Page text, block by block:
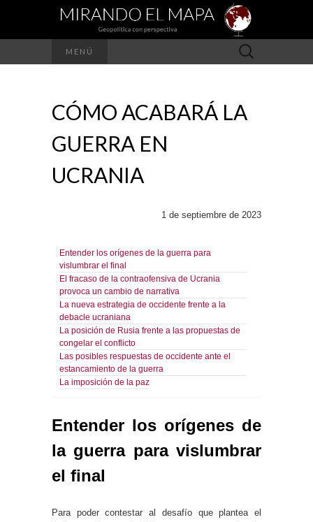
MENÚ Buscar:
CÓMO ACABARÁ LA
GUERRA EN
UCRANIA
1 de septiembre de 2023
Entender los orígenes de la guerra para
vislumbrar el final
El fracaso de la contraofensiva de Ucrania
provoca un cambio de narrativa
La nueva estrategia de occidente frente a la
debacle ucraniana
La posición de Rusia frente a las propuestas de
congelar el conflicto
Las posibles respuestas de occidente ante el
estancamiento de la guerra
La imposición de la paz
Entender los orígenes de
la guerra para vislumbrar
el final
Para poder contestar al desafío que plantea el